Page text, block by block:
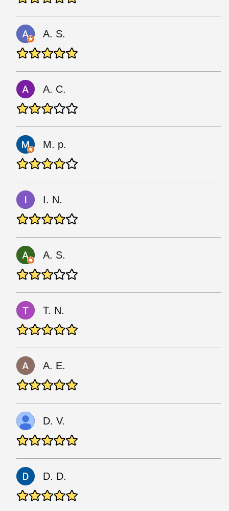
A. S.
A. C.
M. p.
I. N.
A. S.
T. N.
A. E.
D. V.
D. D.